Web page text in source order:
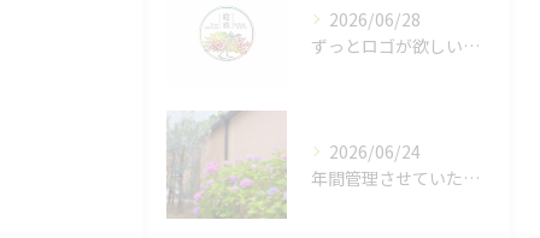
2026/06/28
ずっとロゴが欲しいと思いながら、なかなか形にできずにいました...
2026/06/24
年間管理させていただいているお宅のアジサイが綺麗でした😊